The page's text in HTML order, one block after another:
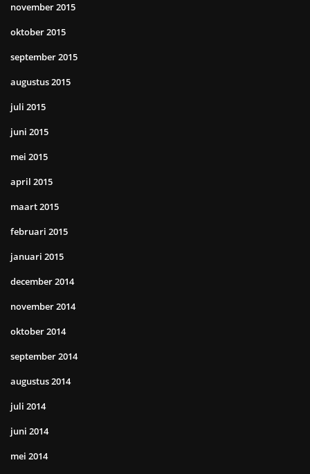
november 2015
oktober 2015
september 2015
augustus 2015
juli 2015
juni 2015
mei 2015
april 2015
maart 2015
februari 2015
januari 2015
december 2014
november 2014
oktober 2014
september 2014
augustus 2014
juli 2014
juni 2014
mei 2014